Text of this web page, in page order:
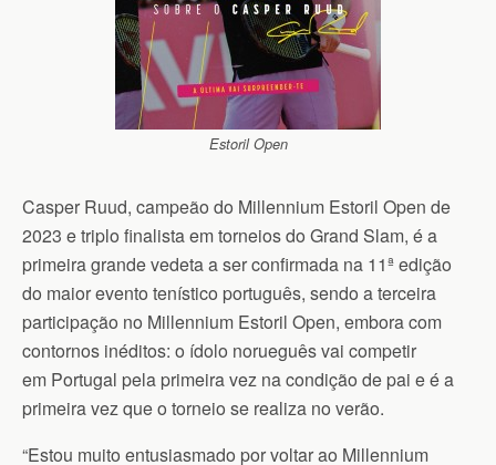
Estoril Open
Casper Ruud, campeão do Millennium Estoril Open de
2023 e triplo finalista em torneios do Grand Slam, é a
primeira grande vedeta a ser confirmada na 11ª edição
do maior evento tenístico português, sendo a terceira
participação no Millennium Estoril Open, embora com
contornos inéditos: o ídolo norueguês vai competir
em Portugal pela primeira vez na condição de pai e é a
primeira vez que o torneio se realiza no verão.
“Estou muito entusiasmado por voltar ao Millennium